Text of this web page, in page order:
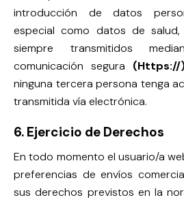
introducción de datos
especial como datos de salud,
siempre transmitidos
comunicación segura (Https://
ninguna tercera persona tenga
transmitida vía electrónica.
6. Ejercicio de Derechos
En todo momento el usuario/a
preferencias de envíos
sus derechos previstos en la